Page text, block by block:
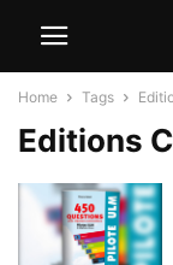
Home Tags
Editions